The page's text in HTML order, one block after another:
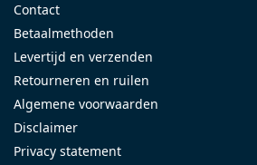
Contact
Betaalmethoden
Levertijd en verzenden
Retourneren en ruilen
Algemene voorwaarden
Disclaimer
Privacy statement